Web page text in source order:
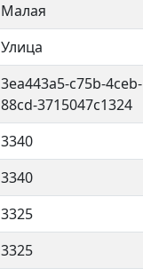
Малая
Улица
3ea443a5-c75b-4ceb-
88cd-3715047c1324
3340
3340
3325
3325